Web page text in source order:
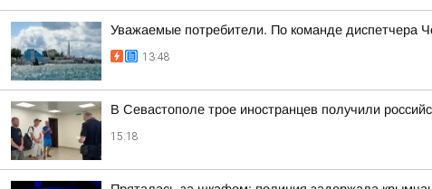
Уважаемые потребители. По команде диспетчера
13:48
В Севастополе трое иностранцев получили
15:18